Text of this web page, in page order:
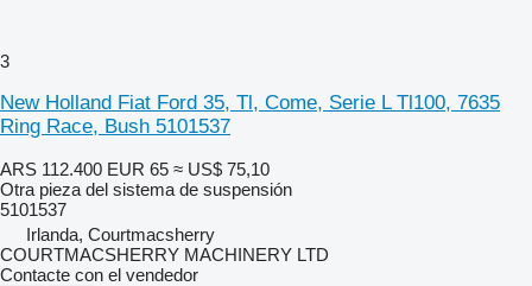
3
New Holland Fiat Ford 35, Tl, Come, Serie L Tl100, 7635
Ring Race, Bush 5101537
ARS 112.400 EUR 65 ≈ US$ 75,10
Otra pieza del sistema de suspensión
5101537
Irlanda, Courtmacsherry
COURTMACSHERRY MACHINERY LTD
Contacte con el vendedor